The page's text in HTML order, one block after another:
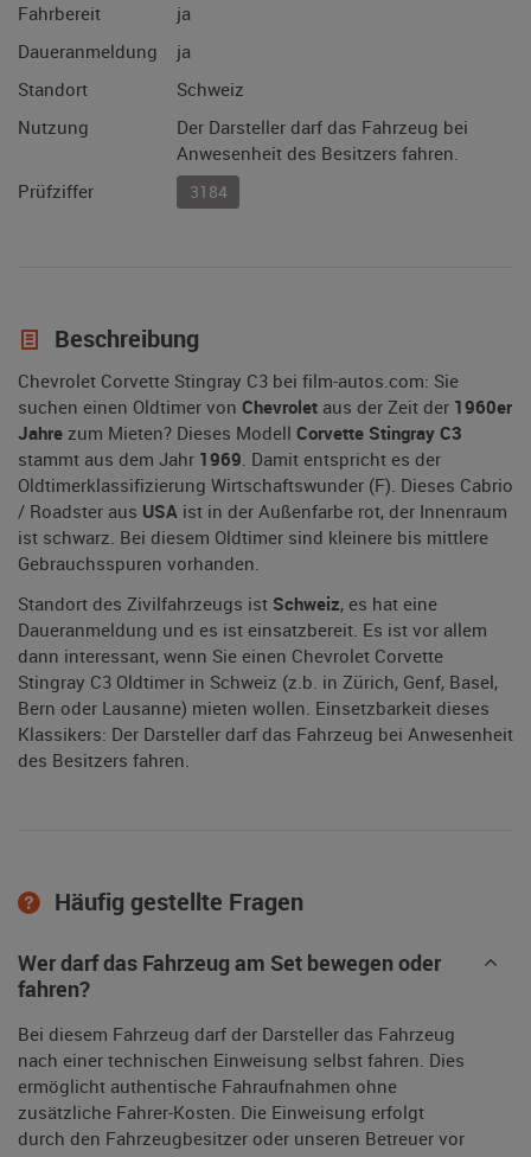
Fahrbereit
ja
Daueranmeldung
ja
Standort
Schweiz
Nutzung
Der Darsteller darf das Fahrzeug bei
Anwesenheit des Besitzers fahren.
Prüfziffer
3184
Beschreibung
Chevrolet Corvette Stingray C3 bei film-autos.com: Sie
suchen einen Oldtimer von Chevrolet aus der Zeit der 1960er
Jahre zum Mieten? Dieses Modell Corvette Stingray C3
stammt aus dem Jahr 1969. Damit entspricht es der
Oldtimerklassifizierung Wirtschaftswunder (F). Dieses Cabrio
/ Roadster aus USA ist in der Außenfarbe rot, der Innenraum
ist schwarz. Bei diesem Oldtimer sind kleinere bis mittlere
Gebrauchsspuren vorhanden.
Standort des Zivilfahrzeugs ist Schweiz, es hat eine
Daueranmeldung und es ist einsatzbereit. Es ist vor allem
dann interessant, wenn Sie einen Chevrolet Corvette
Stingray C3 Oldtimer in Schweiz (z.b. in Zürich, Genf, Basel,
Bern oder Lausanne) mieten wollen. Einsetzbarkeit dieses
Klassikers: Der Darsteller darf das Fahrzeug bei Anwesenheit
des Besitzers fahren.
Häufig gestellte Fragen
Wer darf das Fahrzeug am Set bewegen oder
fahren?
Bei diesem Fahrzeug darf der Darsteller das Fahrzeug
nach einer technischen Einweisung selbst fahren. Dies
ermöglicht authentische Fahraufnahmen ohne
zusätzliche Fahrer-Kosten. Die Einweisung erfolgt
durch den Fahrzeugbesitzer oder unseren Betreuer vor